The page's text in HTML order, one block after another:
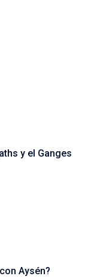
y el Ganges
Aysén?